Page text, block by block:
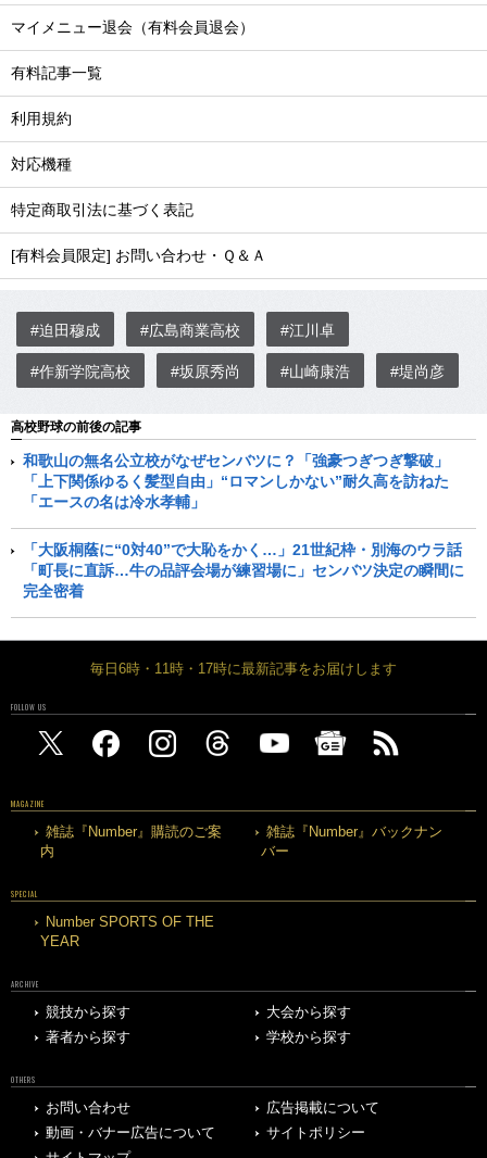
マイメニュー退会（有料会員退会）
有料記事一覧
利用規約
対応機種
特定商取引法に基づく表記
[有料会員限定] お問い合わせ・Ｑ＆Ａ
#迫田穆成 #広島商業高校 #江川卓
#作新学院高校 #坂原秀尚 #山崎康浩 #堤尚彦
高校野球の前後の記事
和歌山の無名公立校がなぜセンバツに？「強豪つぎつぎ撃破」
「上下関係ゆるく髪型自由」“ロマンしかない”耐久高を訪ねた
「エースの名は冷水孝輔」
「大阪桐蔭に“0対40”で大恥をかく…」21世紀枠・別海のウラ話
「町長に直訴…牛の品評会場が練習場に」センバツ決定の瞬間に
完全密着
毎日6時・11時・17時に最新記事をお届けします
FOLLOW US
MAGAZINE
雑誌『Number』購読のご案
内
雑誌『Number』バックナン
バー
SPECIAL
Number SPORTS OF THE
YEAR
ARCHIVE
競技から探す
大会から探す
著者から探す
学校から探す
OTHERS
お問い合わせ
広告掲載について
動画・バナー広告について
サイトポリシー